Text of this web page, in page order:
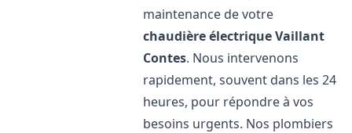
maintenance de votre
chaudière électrique Vaillant
Contes. Nous intervenons
rapidement, souvent dans les 24
heures, pour répondre à vos
besoins urgents. Nos plombiers